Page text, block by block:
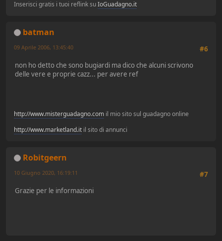
Inserisci gratis i tuoi reflink suIoGuadagno.it
batman
#6
09 Aprile 2006, 13:45:40
non ho detto che sono bugiardi ma dico che alcuni scrivono
delle vere e proprie cazz... per avere ref
http://www.misterguadagno.com il mio sito sul guadagno online
http://www.marketland.it il sito di annunci
Robitgeern
#7
10 Giugno 2020, 16:19:11
Grazie per le informazioni